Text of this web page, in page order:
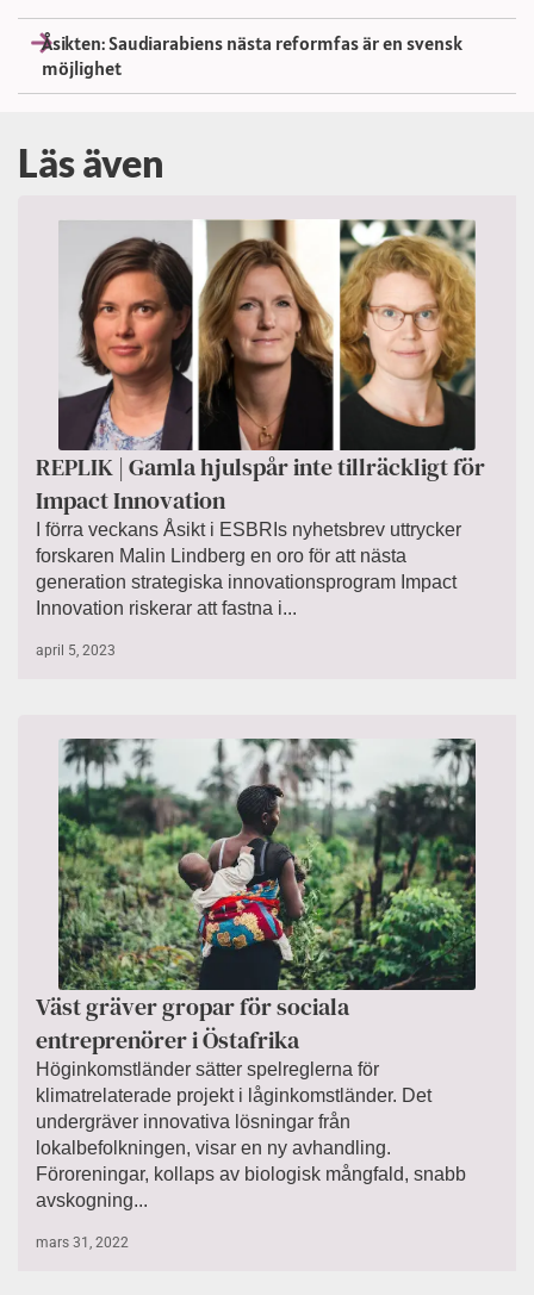
Åsikten: Saudiarabiens nästa reformfas är en svensk
möjlighet
Läs även
REPLIK | Gamla hjulspår inte tillräckligt för
Impact Innovation
I förra veckans Åsikt i ESBRIs nyhetsbrev uttrycker
forskaren Malin Lindberg en oro för att nästa
generation strategiska innovationsprogram Impact
Innovation riskerar att fastna i...
april 5, 2023
Väst gräver gropar för sociala
entreprenörer i Östafrika
Höginkomstländer sätter spelreglerna för
klimatrelaterade projekt i låginkomstländer. Det
undergräver innovativa lösningar från
lokalbefolkningen, visar en ny avhandling.
Föroreningar, kollaps av biologisk mångfald, snabb
avskogning...
mars 31, 2022